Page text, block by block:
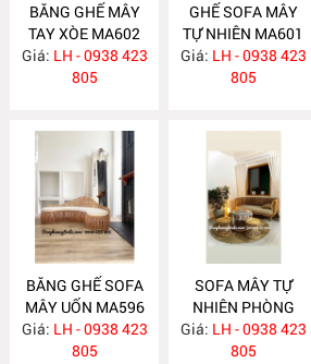
BĂNG GHẾ MÂY
TAY XÒE MA602
Giá: LH - 0938 423
805
GHẾ SOFA MÂY
TỰ NHIÊN MA601
Giá: LH - 0938 423
805
BĂNG GHẾ SOFA
MÂY UỐN MA596
Giá: LH - 0938 423
805
SOFA MÂY TỰ
NHIÊN PHÒNG
KHÁCH MA588
Giá: LH - 0938 423
805